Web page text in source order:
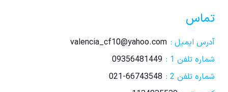
تماس
آدرس ایمیل : valencia_cf10@yahoo.com
شماره تلفن 1 :
09356481449
شماره تلفن 2 :
021-66743548